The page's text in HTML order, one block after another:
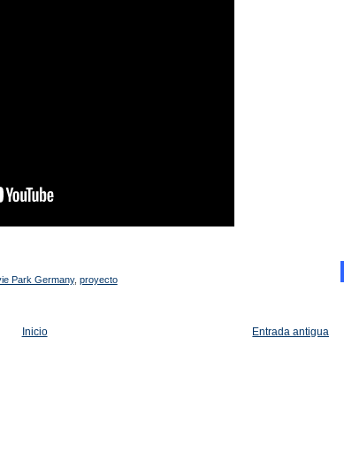
Park Germany, proyecto
Entrada antigua
Inicio